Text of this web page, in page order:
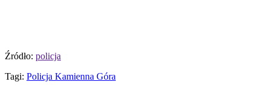
Źródło: policja
Tagi: Policja Kamienna Góra